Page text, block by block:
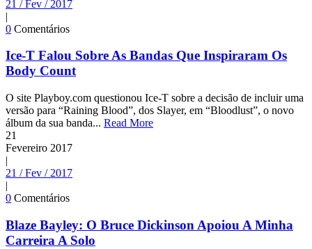
21 / Fev / 2017
|
0 Comentários
Ice-T Falou Sobre As Bandas Que Inspiraram Os
Body Count
O site Playboy.com questionou Ice-T sobre a decisão de incluir uma
versão para “Raining Blood”, dos Slayer, em “Bloodlust”, o novo
álbum da sua banda... Read More
21
Fevereiro 2017
|
21 / Fev / 2017
|
0 Comentários
Blaze Bayley: O Bruce Dickinson Apoiou A Minha
Carreira A Solo